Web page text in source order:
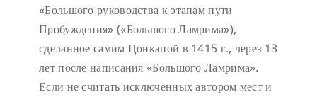
«Большого руководства к этапам пути
Пробуждения» («Большого Ламрима»),
сделанное самим Цонкапой в 1415 г., через 13
лет после написания «Большого Ламрима».
Если не считать исключенных автором мест и